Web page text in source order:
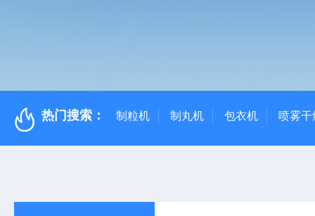
热门搜索： 制粒机 制丸机 包衣机 喷雾干